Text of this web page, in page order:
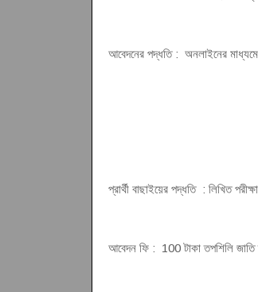
আবেদনের পদ্ধতি : অনলাইনের
প্রার্থী বাছাইয়ের পদ্ধতি : লিখিত
আবেদন ফি : 100 টাকা তপশিলি জাতি